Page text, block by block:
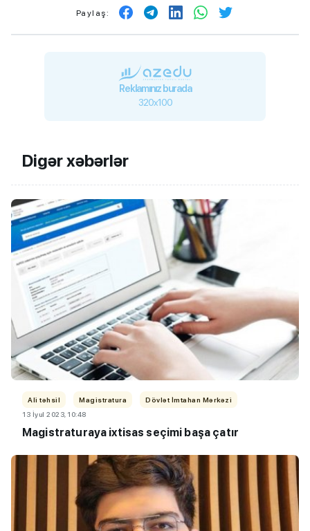
Paylaş:
Reklamınız burada
320x100
Digər xəbərlər
Ali təhsil Magistratura
Dövlət İmtahan Mərkəzi
13 İyul 2023, 10:48
Magistraturaya ixtisas seçimi başa çatır